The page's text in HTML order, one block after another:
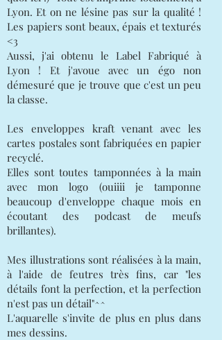
Lyon. Et on ne lésine pas sur la qualité !
Les papiers sont beaux, épais et texturés
<3
Aussi, j'ai obtenu le Label Fabriqué à
Lyon ! Et j'avoue avec un égo non
démesuré que je trouve que c'est un peu
la classe.
Les enveloppes kraft venant avec les
cartes postales sont fabriquées en papier
recyclé.
Elles sont toutes tamponnées à la main
avec mon logo (ouiiii je tamponne
beaucoup d'enveloppe chaque mois en
écoutant des podcast de meufs
brillantes).
Mes illustrations sont réalisées à la main,
à l'aide de feutres très fins, car "les
détails font la perfection, et la perfection
n'est pas un détail"^^
L'aquarelle s'invite de plus en plus dans
mes dessins.